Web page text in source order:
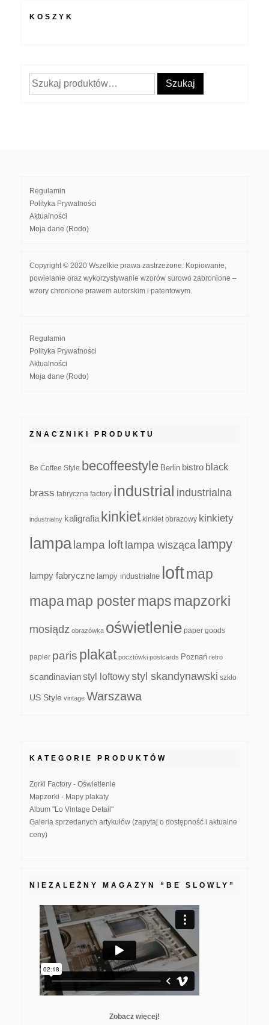
KOSZYK
Szukaj: Szukaj
Regulamin
Polityka Prywatności
Aktualności
Moja dane (Rodo)
Copyright © 2020 Wszelkie prawa zastrzeżone. Kopiowanie,
powielanie oraz wykorzystywanie wzorów surowo zabronione –
wzory chronione prawem autorskim i patentowym.
Regulamin
Polityka Prywatności
Aktualności
Moja dane (Rodo)
ZNACZNIKI PRODUKTU
Be Coffee Style becoffeestyle Berlin bistro black
brass fabryczna factory industrial industrialna
industrialny kaligrafia kinkiet kinkiet obrazowy kinkiety
lampa lampa loft lampa wisząca lampy
lampy fabryczne lampy industrialne loftmap
mapamap postermapsmapzorki
mosiądz obrazówka oświetlenie paper goods
papier paris plakat pocztówki postcards Poznań retro
scandinavianstyl loftowystyl skandynawski szkło
US Style vintage Warszawa
KATEGORIE PRODUKTÓW
Zorki Factory - Oświetlenie
Mapzorki - Mapy plakaty
Album "Lo Vintage Detail"
Galeria sprzedanych artykułów (zapytaj o dostępność i aktualne
ceny)
NIEZALEŻNY MAGAZYN “BE SLOWLY”
Zobacz więcej!